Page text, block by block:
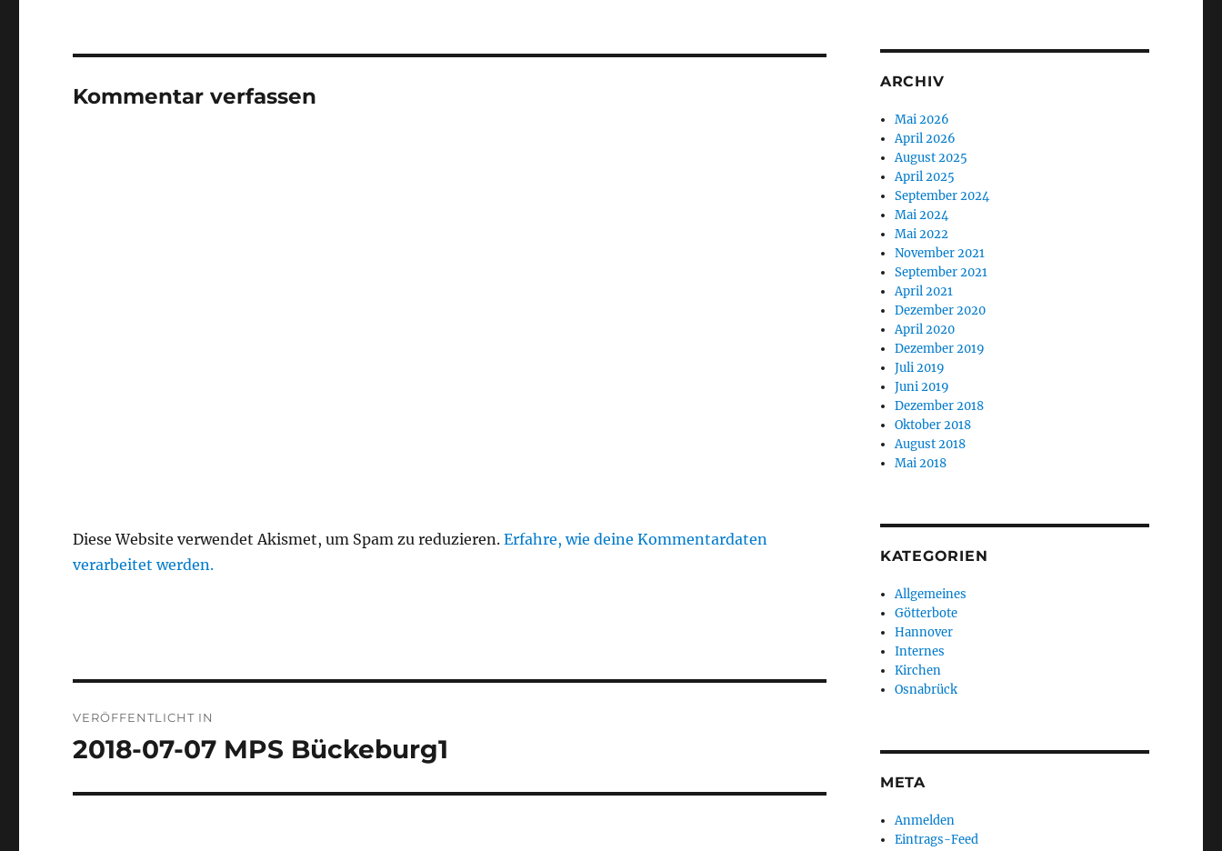
Kommentar verfassen
Diese Website verwendet Akismet, um Spam zu reduzieren.Erfahre, wie deine Kommentardaten
verarbeitet werden.
VERÖFFENTLICHT IN
2018-07-07 MPS Bückeburg1
ARCHIV
Mai 2026
April 2026
August 2025
April 2025
September 2024
Mai 2024
Mai 2022
November 2021
September 2021
April 2021
Dezember 2020
April 2020
Dezember 2019
Juli 2019
Juni 2019
Dezember 2018
Oktober 2018
August 2018
Mai 2018
KATEGORIEN
Allgemeines
Götterbote
Hannover
Internes
Kirchen
Osnabrück
META
Anmelden
Eintrags-Feed